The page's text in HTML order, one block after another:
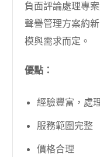
負面評論處理專
聲譽管理方案約
模與需求而定。
優點：
經驗豐富，處
服務範圍完整
價格合理